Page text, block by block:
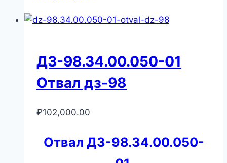
ДЗ-98.34.00.050-01
Отвал дз-98
₽102,000.00
Отвал ДЗ-98.34.00.050-